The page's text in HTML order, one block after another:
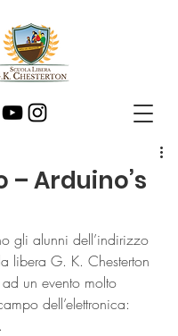
– Arduino’s
gli alunni dell’indirizzo
libera G. K. Chesterton
un evento molto
dell’elettronica: